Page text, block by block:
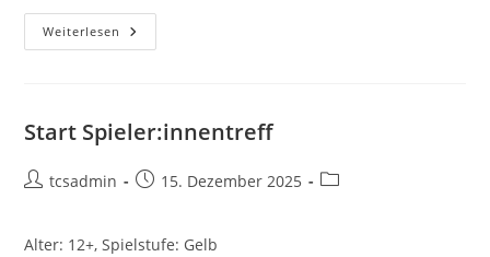
Weiterlesen Jugend-
Spielertreff
Start Spieler:innentreff
Beitrags-
tcsadmin
Beitrag15. Dezember 2025
Beitrags-
Alter: 12+, Spielstufe: Gelb